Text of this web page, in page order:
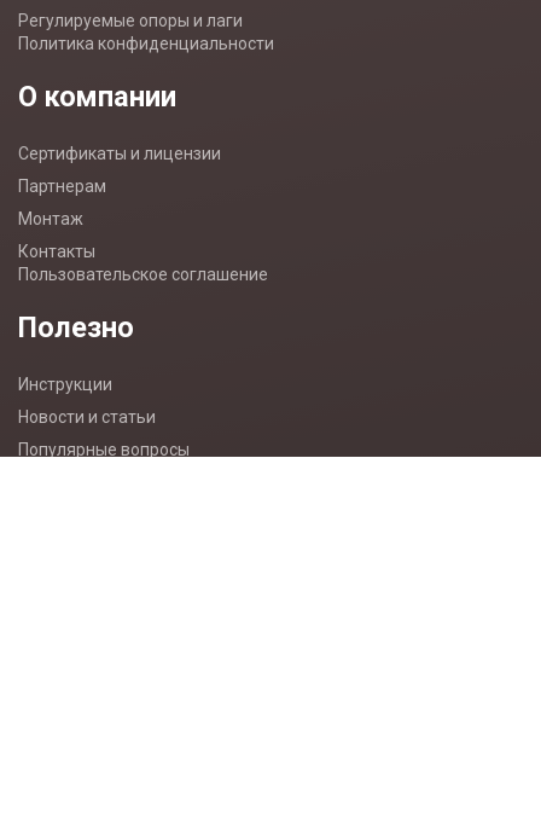
Регулируемые опоры и лаги
Политика конфиденциальности
О компании
Сертификаты и лицензии
Партнерам
Монтаж
Контакты
Пользовательское соглашение
Полезно
Инструкции
Новости и статьи
Популярные вопросы